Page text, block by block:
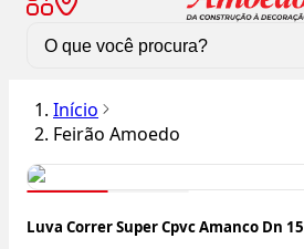
Início
Feirão Amoedo
Luva Correr Super Cpvc Amanco Dn 15